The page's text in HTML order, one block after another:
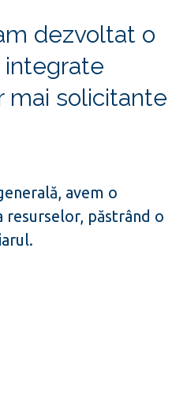
dezvoltat o
mai solicitante
avem o
păstrând o